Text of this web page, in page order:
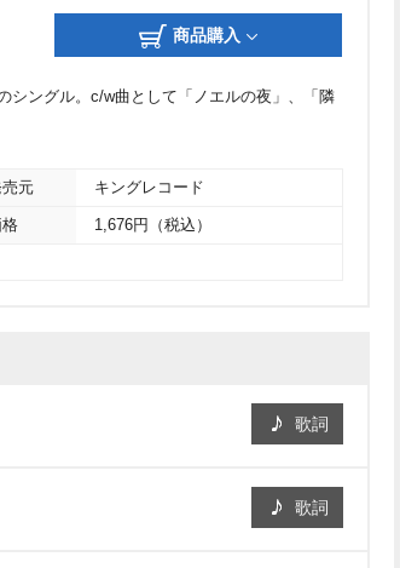
商品購入
シングル。c/w曲として「ノエルの夜」、「隣
元 キングレコード
1,676円（税込）
歌詞
歌詞